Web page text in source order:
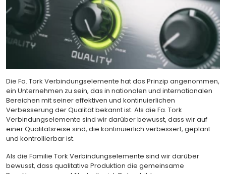
Die Fa. Tork Verbindungselemente hat das Prinzip angenommen,
ein Unternehmen zu sein, das in nationalen und internationalen
Bereichen mit seiner effektiven und kontinuierlichen
Verbesserung der Qualität bekannt ist. Als die Fa. Tork
Verbindungselemente sind wir darüber bewusst, dass wir auf
einer Qualitätsreise sind, die kontinuierlich verbessert, geplant
und kontrollierbar ist.
Als die Familie Tork Verbindungselemente sind wir darüber
bewusst, dass qualitative Produktion die gemeinsame